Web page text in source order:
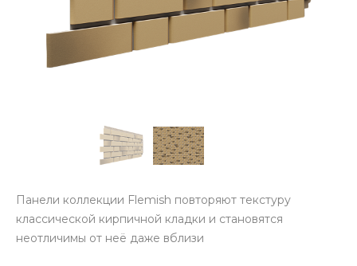
Панели коллекции Flemish повторяют текстуру
классической кирпичной кладки и становятся
неотличимы от неё даже вблизи